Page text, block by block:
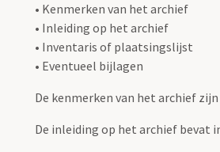
• Kenmerken van het archief
• Inleiding op het archief
• Inventaris of plaatsingslijst
• Eventueel bijlagen
De kenmerken van het archief
De inleiding op het archief bevat